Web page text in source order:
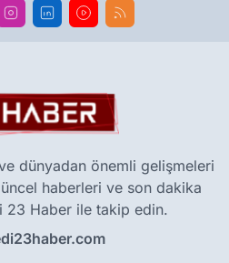
dünyadan önemli gelişmeleri
haberleri ve son dakika
23 Haber ile takip edin.